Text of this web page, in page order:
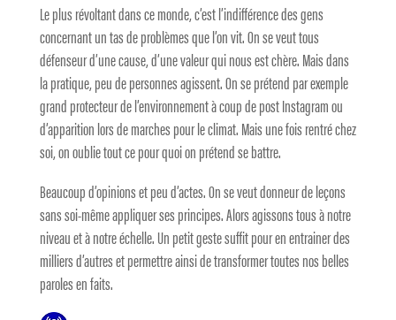
Le plus révoltant dans ce monde, c’est l’indifférence des gens
concernant un tas de problèmes que l’on vit. On se veut tous
défenseur d’une cause, d’une valeur qui nous est chère. Mais dans
la pratique, peu de personnes agissent. On se prétend par exemple
grand protecteur de l’environnement à coup de post Instagram ou
d’apparition lors de marches pour le climat. Mais une fois rentré chez
soi, on oublie tout ce pour quoi on prétend se battre.
Beaucoup d’opinions et peu d’actes. On se veut donneur de leçons
sans soi-même appliquer ses principes. Alors agissons tous à notre
niveau et à notre échelle. Un petit geste suffit pour en entrainer des
milliers d’autres et permettre ainsi de transformer toutes nos belles
paroles en faits.